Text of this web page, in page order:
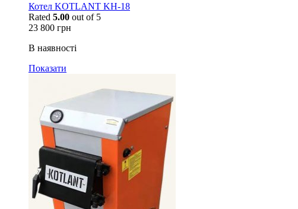
Котел KOTLANT KН-18
Rated 5.00 out of 5
23 800 грн
В наявності
Показати